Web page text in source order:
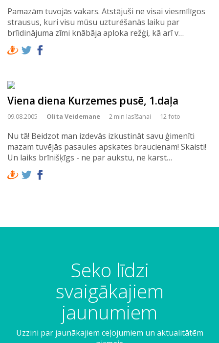
Pamazām tuvojās vakars. Atstājuši ne visai viesmīlīgos
strausus, kuri visu mūsu uzturēšanās laiku par
brīidinājuma zīmi knābāja aploka režģi, kā arī v…
Viena diena Kurzemes pusē, 1.daļa
09.08.2005 Olita Veidemane 2 min lasīšanai 12 foto
Nu tā! Beidzot man izdevās izkustināt savu ģimenīti
mazam tuvējās pasaules apskates braucienam! Skaisti!
Un laiks brīnišķīgs - ne par aukstu, ne karst…
Seko līdzi
svaigākajiem
jaunumiem
Uzzini par jaunākajiem ceļojumiem un aktualitātēm